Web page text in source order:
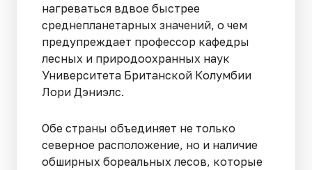
нагреваться вдвое быстрее
среднепланетарных значений, о чем
предупреждает профессор кафедры
лесных и природоохранных наук
Университета Британской Колумбии
Лори Дэниэлс.
Обе страны объединяет не только
северное расположение, но и наличие
обширных бореальных лесов, которые